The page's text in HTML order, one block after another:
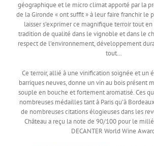
géographique et le micro climat apporté par la
de la Gironde « ont suffit » à leur faire franchir le
laisser s’exprimer ce magnifique terroir tout
tradition de qualité dans le vignoble et dans le
respect de l’environnement, développement
tout…
Ce terroir, allié à une vinification soignée et un
barriques neuves, donne un vin au bois présent
souple en bouche et fortement aromatisé. Ces
nombreuses médailles tant à Paris qu’à
de nombreuses citations élogieuses dans les
Château a reçu la note de 90/100 pour le
DECANTER World Wine